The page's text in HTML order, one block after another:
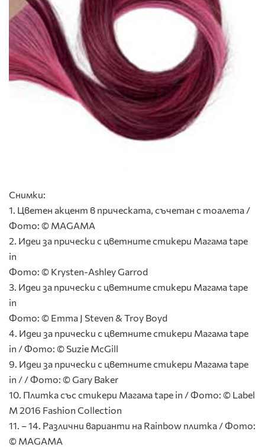
Снимки:
1. Цветен акцент в прическата, съчетан с тоалета /
Фото: © MAGAMA
2. Идеи за прически с цветните стикери Магама tape
in
Фото: © Krysten-Ashley Garrod
3. Идеи за прически с цветните стикери Магама tape
in
Фото: © Emma J Steven & Troy Boyd
4. Идеи за прически с цветните стикери Магама tape
in / Фото: © Suzie McGill
9. Идеи за прически с цветните стикери Магама tape
in / / Фото: © Gary Baker
10. Плитка със стикери Магама tape in / Фото: © Label
M 2016 Fashion Collection
11. – 14. Различни варианти на Rainbow плитка / Фото:
© MAGAMA